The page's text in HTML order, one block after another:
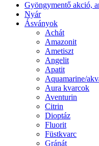
Gyöngymentő akció,
Nyár
Ásványok
Achát
Amazonit
Ametiszt
Angelit
Apatit
Aquamarine/
Aura kvarcok
Aventurin
Citrin
Dioptáz
Fluorit
Füstkvarc
Gránát